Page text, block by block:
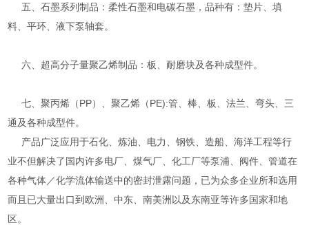
五、石墨系列制品：柔性石墨和电碳石墨，品种有：垫片、填
料、平环、液下泵轴套。
六、超高分子量聚乙烯制品：板、耐磨块及各种成型件。
七、聚丙烯（PP）、聚乙烯（PE):管、棒、板、法兰、弯头、三
通及各种成型件。
产品广泛应用于石化、炼油、电力、钢铁、造船、海洋工程等行
业不但解决了国内许多电厂、煤气厂、化工厂等泵浦、阀件、管道在
各种气体／化学流体输送中的密封泄露问题，已为众多企业所和选用
而且已大量出口到欧洲、中东、南美洲以及东南亚等许多国家和地
区。